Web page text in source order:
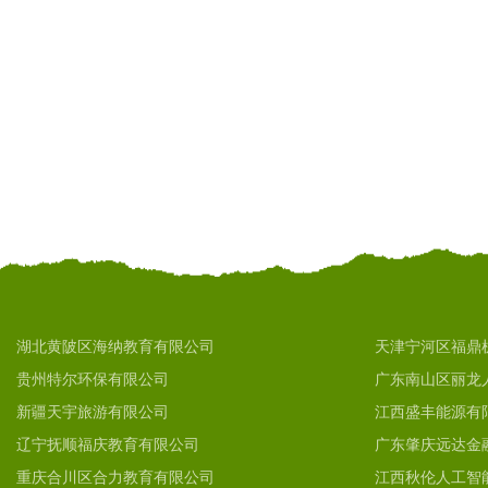
湖北黄陂区海纳教育有限公司
天津宁河区福鼎
贵州特尔环保有限公司
广东南山区丽龙
新疆天宇旅游有限公司
江西盛丰能源有
辽宁抚顺福庆教育有限公司
广东肇庆远达金
重庆合川区合力教育有限公司
江西秋伦人工智